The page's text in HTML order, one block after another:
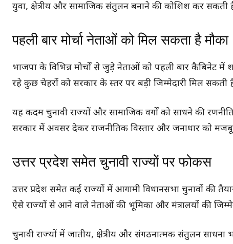
युवा, क्षेत्रीय और सामाजिक संतुलन बनाने की कोशिश कर सकती
पहली बार मोर्चा नेताओं को मिल सकता है मौका
भाजपा के विभिन्न मोर्चों से जुड़े नेताओं को पहली बार कैबिनेट में
रहे कुछ चेहरों को सरकार के स्तर पर बड़ी जिम्मेदारी मिल सकती
यह कदम चुनावी राज्यों और सामाजिक वर्गों को साधने की
सरकार में अवसर देकर राजनीतिक विस्तार और जनाधार को
उत्तर प्रदेश समेत चुनावी राज्यों पर फोकस
उत्तर प्रदेश समेत कई राज्यों में आगामी विधानसभा चुनावों की
ऐसे राज्यों से आने वाले नेताओं की भूमिका और मंत्रालयों की
चुनावी राज्यों में जातीय, क्षेत्रीय और संगठनात्मक संतुलन